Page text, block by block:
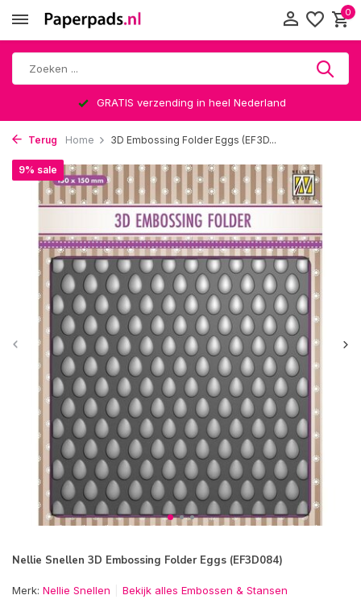
0
GRATIS verzending in heel Nederland
Terug Home 3D Embossing Folder Eggs (EF3D...
Nellie Snellen 3D Embossing Folder Eggs (EF3D084)
9% sale
Merk: Nellie Snellen Bekijk alles Embossen & Stansen